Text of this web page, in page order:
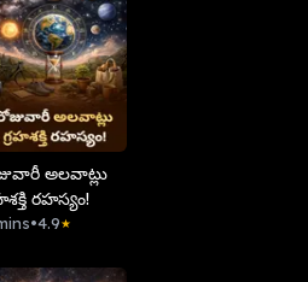
అలవాట్లు
రహస్యం!
•4.9★